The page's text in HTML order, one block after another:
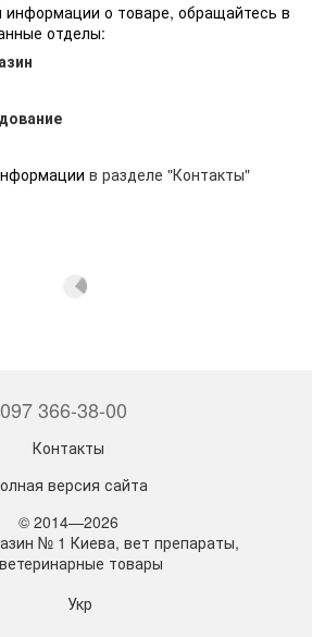
о товаре, обращайтесь в
отделы:
в разделе "Контакты"
097 366-38-00
Контакты
версия сайта
© 2014—2026
№ 1 Киева, вет препараты,
товары
Укр